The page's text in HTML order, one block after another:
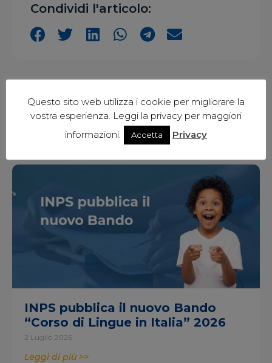
Condividi l'articolo:
Articoli correlati
INPS pubblica il nuovo Bando
“Corso di Lingue in Italia” 2026
2 Luglio 2026
Leggi di più >>
Questo sito web utilizza i cookie per migliorare la
vostra esperienza. Leggi la privacy per maggiori
informazioni.
Accetta Privacy